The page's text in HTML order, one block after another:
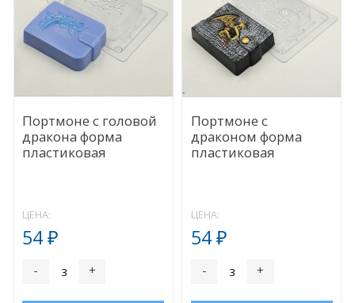
Портмоне с головой
дракона форма
пластиковая
ЦЕНА:
54₽
- +
Портмоне с
драконом форма
пластиковая
ЦЕНА:
54 ₽
- +